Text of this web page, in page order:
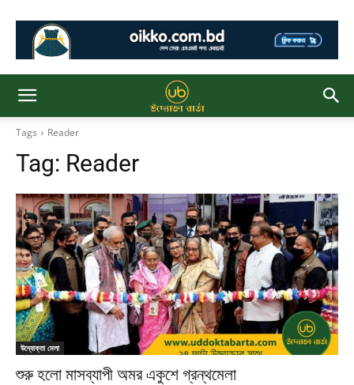
Tags Reader
Tag: Reader
উদ্যোক্তা মেলা
শুরু হলো মাসব্যাপী অমর একুশে গ্রন্থমেলা